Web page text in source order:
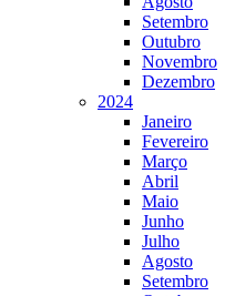
Setembro
Outubro
Novembro
Dezembro
2024
Janeiro
Fevereiro
Março
Abril
Maio
Junho
Julho
Agosto
Setembro